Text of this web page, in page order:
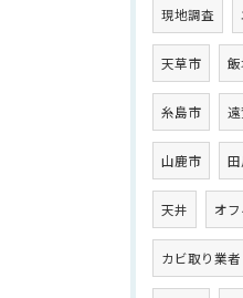
現地調査
天草市
糸島市
山鹿市
天井 オ
カビ取り業者